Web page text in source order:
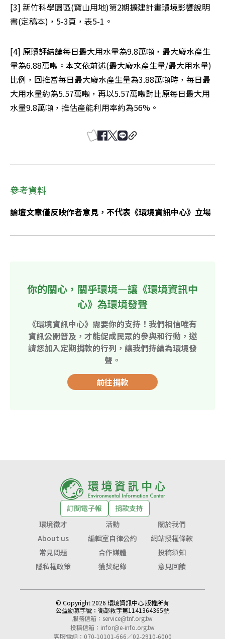
[3] 新竹科學園區(寶山用地)第2期擴建計畫環境影響說明
書(定稿本)，5-3頁，表5-1。
[4] 原環評結論每日最大用水量為9.8萬噸，最大廢水產生
量為6.88萬噸。本文依前述(最大廢水產生量/最大用水量)
比例，回推當每日最大廢水產生量為3.88萬噸時，每日最
大用水量約為5.57萬噸，再以5.57萬噸對比原每日最大用
水量9.8萬噸，推估產能利用率約為56%。
參考資料
論壇文章僅反映作者意見，不代表《環境資訊中心》立場
你的關心，關乎環境—讓《環境資訊中
心》為環境發聲
《環境資訊中心》需要你的支持！我們相信唯有
資訊公開普及，才能促成民眾的參與和行動，邀
請您加入定期捐款的行列，讓我們持續為環境發
聲。
前往捐款
訂閱電子報
捐款支持
環境徵才
活動
關於我們
About us
編輯室自律公約
網站授權條款
常見問題
合作媒體
投稿須知
隱私權政策
獲獎紀錄 意見回饋
© Copyright 2026 環境資訊中心 版權所有
公益勸募字號： 衛部救字第1141364365號
服務信箱： service@tnf.org.tw
投稿信箱： infor@e-info.org.tw
客服電話：070-10101-666／02-2910-6000